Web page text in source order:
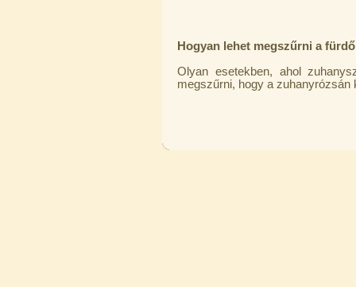
Hogyan lehet megszűrni a
Olyan esetekben, ahol
megszűrni, hogy a zuhanyrózsán